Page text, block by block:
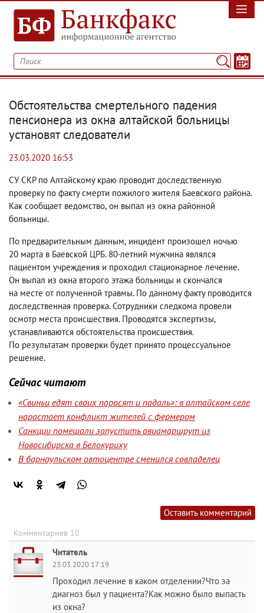
Обстоятельства смертельного падения
пенсионера из окна алтайской больницы
установят следователи
23.03.2020 16:53
СУ СКР по Алтайскому краю проводит доследственную
проверку по факту смерти пожилого жителя Баевского района.
Как сообщает ведомство, он выпал из окна районной
больницы.
По предварительным данным, инцидент произошел ночью
20 марта в Баевской ЦРБ. 80-летний мужчина являлся
пациентом учреждения и проходил стационарное лечение.
Он выпал из окна второго этажа больницы и скончался
на месте от полученной травмы. По данному факту проводится
доследственная проверка. Сотрудники следкома провели
осмотр места происшествия. Проводятся экспертизы,
устанавливаются обстоятельства происшествия.
По результатам проверки будет принято процессуальное
решение.
Сейчас читают
«Свиньи едят своих поросят и падаль»: в алтайском селе
нарастает конфликт жителей с фермером
Санкции помешали запустить авиамаршрут из
Новосибирска в Белокуриху
В барнаульском автоцентре сменился совладелец
Оставить комментарий
Комментариев 10
Читатель
23.03.2020 17:19
Проходил лечение в каком отделении?Что за
диагноз был у пациента?Как можно было выпасть
из окна?